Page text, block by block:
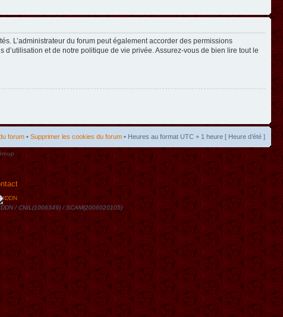
L’administrateur du forum peut également accorder des permissions
et de notre politique de vie privée. Assurez-vous de bien lire tout le
forum • Supprimer les cookies du forum • Heures au format UTC + 1 heure [ Heure d’été ]
/ CNIL(1006349) / SCAM(2006020105)